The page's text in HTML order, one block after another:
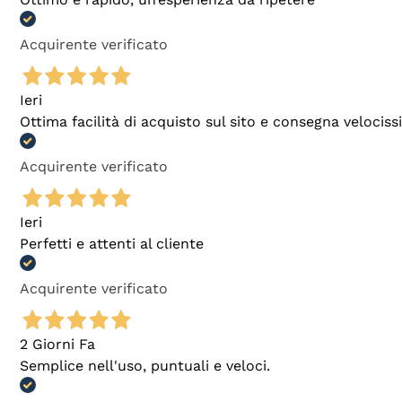
Acquirente verificato
Ieri
Ottima facilità di acquisto sul sito e consegna
Acquirente verificato
Ieri
Perfetti e attenti al cliente
Acquirente verificato
2 Giorni Fa
Semplice nell'uso, puntuali e veloci.